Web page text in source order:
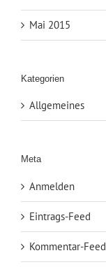
Mai 2015
Kategorien
Allgemeines
Meta
Anmelden
Eintrags-Feed
Kommentar-Feed